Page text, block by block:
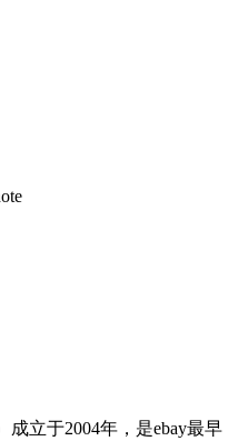
成立于2004年，是ebay最早